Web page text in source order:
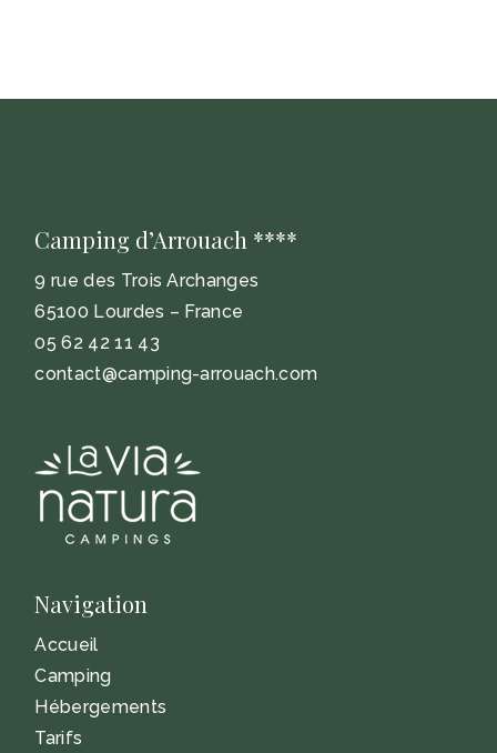
Camping d’Arrouach ****
9 rue des Trois Archanges
65100 Lourdes – France
05 62 42 11 43
contact@camping-arrouach.com
Navigation
Accueil
Camping
Hébergements
Tarifs